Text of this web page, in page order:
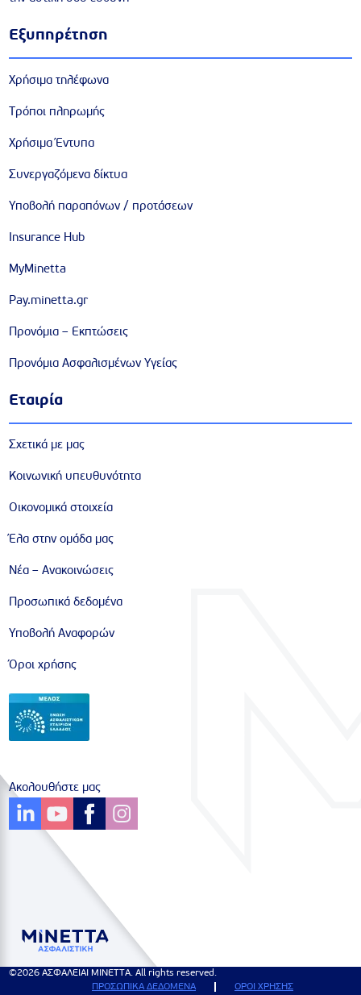
Ακολουθήστε μας
Εξυπηρέτηση
Χρήσιμα τηλέφωνα
Τρόποι πληρωμής
Χρήσιμα Έντυπα
Συνεργαζόμενα δίκτυα
Υποβολή παραπόνων / προτάσεων
Insurance Hub
MyMinetta
Pay.minetta.gr
Προνόμια – Εκπτώσεις
Προνόμια Ασφαλισμένων Υγείας
Εταιρία
Σχετικά με μας
Κοινωνική υπευθυνότητα
Οικονομικά στοιχεία
Έλα στην ομάδα μας
Νέα – Ανακοινώσεις
Προσωπικά δεδομένα
Υποβολή Αναφορών
Όροι χρήσης
©2026 ΑΣΦΑΛΕΙΑΙ ΜΙΝΕΤΤΑ. All rights reserved.
ΠΡΟΣΩΠΙΚΑ ΔΕΔΟΜΕΝΑ
ΟΡΟΙ ΧΡΗΣΗΣ